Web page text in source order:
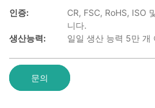
인증:
CR, FSC, RoHS, ISO
니다.
생산능력:
일일 생산 능력 5만 개
문의